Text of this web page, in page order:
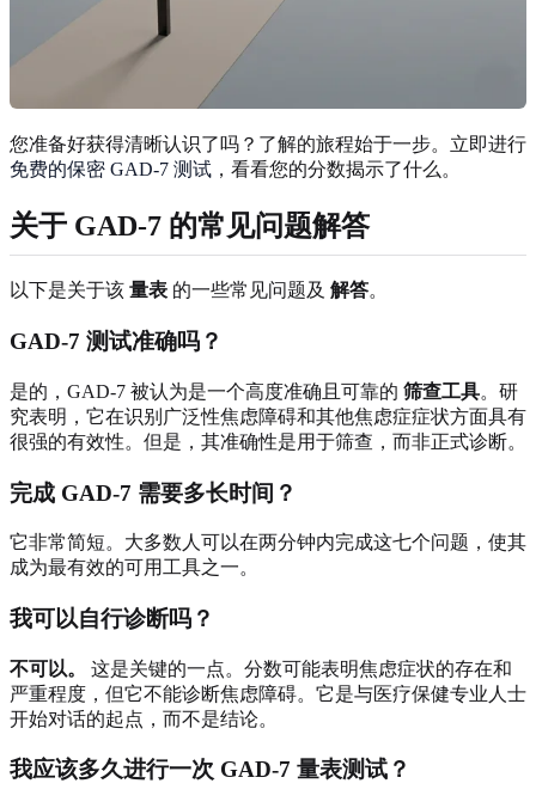
您准备好获得清晰认识了吗？了解的旅程始于一步。立即进行
免费的保密 GAD-7 测试 ，看看您的分数揭示了什么。
关于 GAD-7 的常见问题解答
以下是关于该 量表 的一些常见问题及 解答。
GAD-7 测试准确吗？
是的，GAD-7 被认为是一个高度准确且可靠的 筛查工具。研
究表明，它在识别广泛性焦虑障碍和其他焦虑症症状方面具有
很强的有效性。但是，其准确性是用于筛查，而非正式诊断。
完成 GAD-7 需要多长时间？
它非常简短。大多数人可以在两分钟内完成这七个问题，使其
成为最有效的可用工具之一。
我可以自行诊断吗？
不可以。
这是关键的一点。分数可能表明焦虑症状的存在和
严重程度，但它不能诊断焦虑障碍。它是与医疗保健专业人士
开始对话的起点，而不是结论。
我应该多久进行一次 GAD-7 量表测试？